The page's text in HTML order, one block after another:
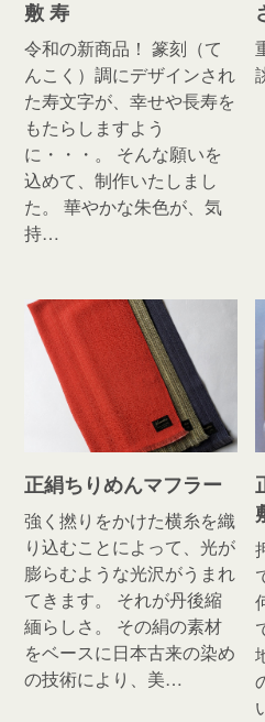
敷 寿
令和の新商品！ 篆刻（て
んこく）調にデザインされ
た寿文字が、幸せや長寿を
もたらしますよう
に・・・。 そんな願いを
込めて、制作いたしまし
た。 華やかな朱色が、気
持…
正絹ちりめんマフラー
強く撚りをかけた横糸を織
り込むことによって、光が
膨らむような光沢がうまれ
てきます。 それが丹後縮
緬らしさ。 その絹の素材
をベースに日本古来の染め
の技術により、美…